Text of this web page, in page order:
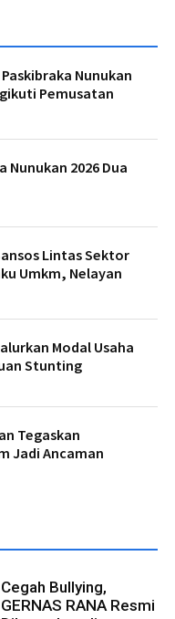
Nunukan
Pemusatan
Nunukan 2026 Dua
Lintas Sektor
Umkm, Nelayan
Modal Usaha
Stunting
Tegaskan
Jadi Ancaman
Cegah Bullying,
GERNAS RANA Resmi